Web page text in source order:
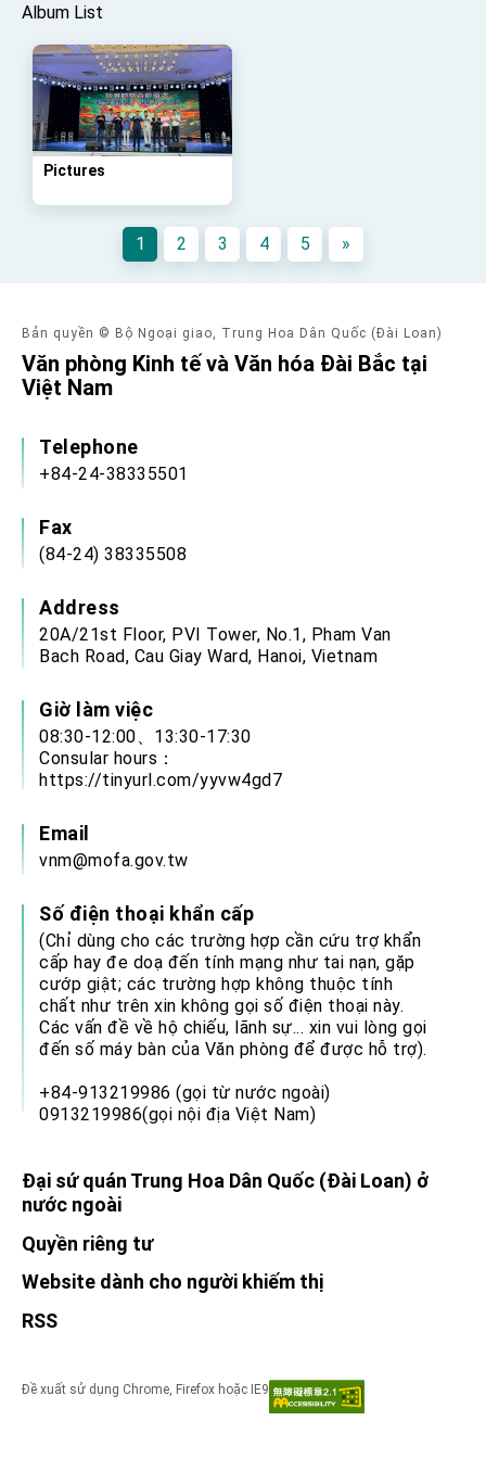
Album List
Pictures
1 2 3 4 5 »
Bản quyền © Bộ Ngoại giao, Trung Hoa Dân Quốc (Đài Loan)
Văn phòng Kinh tế và Văn hóa Đài Bắc tại
Việt Nam
Telephone
+84-24-38335501
Fax
(84-24) 38335508
Address
20A/21st Floor, PVI Tower, No.1, Pham Van
Bach Road, Cau Giay Ward, Hanoi, Vietnam
Giờ làm việc
08:30-12:00、13:30-17:30
Consular hours：
https://tinyurl.com/yyvw4gd7
Email
vnm@mofa.gov.tw
Số điện thoại khẩn cấp
(Chỉ dùng cho các trường hợp cần cứu trợ khẩn
cấp hay đe doạ đến tính mạng như tai nạn, gặp
cướp giật; các trường hợp không thuộc tính
chất như trên xin không gọi số điện thoại này.
Các vấn đề về hộ chiếu, lãnh sự... xin vui lòng gọi
đến số máy bàn của Văn phòng để được hỗ trợ).
+84-913219986 (gọi từ nước ngoài)
0913219986(gọi nội địa Việt Nam)
Đại sứ quán Trung Hoa Dân Quốc (Đài Loan) ở
nước ngoài
Quyền riêng tư
Website dành cho người khiếm thị
RSS
Đề xuất sử dụng Chrome, Firefox hoặc IE9